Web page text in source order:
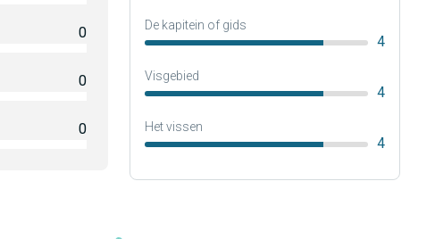
0
0
0
De kapitein of gids
4
Visgebied
4
Het vissen
4